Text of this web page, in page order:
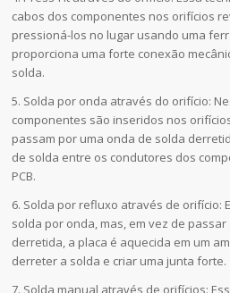
cabos dos componentes nos orifícios
pressioná-los no lugar usando uma
proporciona uma forte conexão
solda.
5. Solda por onda através do orifício:
componentes são inseridos nos
passam por uma onda de solda
de solda entre os condutores dos
PCB.
6. Solda por refluxo através de orifício:
solda por onda, mas, em vez de
derretida, a placa é aquecida em um
derreter a solda e criar uma junta forte.
7. Solda manual através de orifícios: